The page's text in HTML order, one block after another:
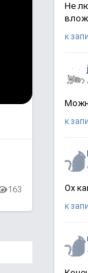
163
Не
к
к
Ох
к